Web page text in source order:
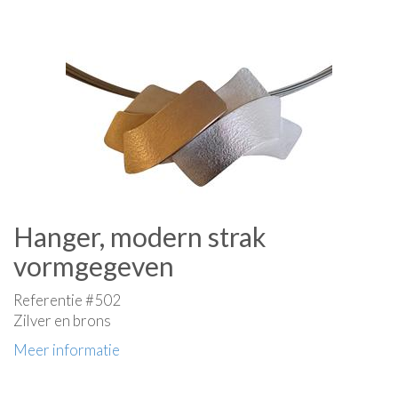
Hanger, modern strak
vormgegeven
Referentie #502
Zilver en brons
Meer informatie